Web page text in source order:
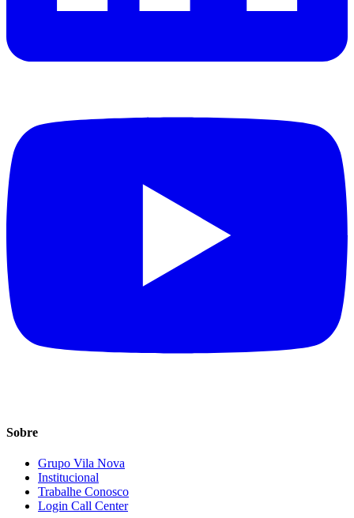
Sobre
Grupo Vila Nova
Institucional
Trabalhe Conosco
Login Call Center